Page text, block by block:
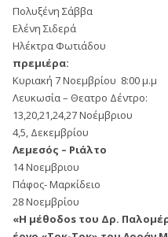
Πολυξένη Σάββα
Ελένη Σιδερά
Ηλέκτρα Φωτιάδου
πρεμιέρα:
Κυριακή 7 Νοεμβρίου 8:00 μ.μ
Λευκωσία – Θεατρο Δέντρο:
13,20,21,24,27 Νοέμβριου
4,5, Δεκεμβρίου
Λεμεσός – Ριάλτο
14 Νοεμβριου
Πάφος- Μαρκίδειο
28 Νοεμβρίου
«Η μέθοδοs του Δρ.